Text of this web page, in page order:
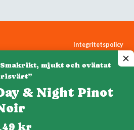
Integritetspolicy
Cookiepolicy
av Vinklubben i Norden AB
2026 mytaste.se
mjukt och oväntat
& Night Pinot
kr